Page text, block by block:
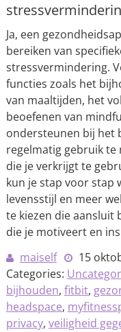
Ja, een
bereiken van
stressvermindering.
functies zoals het
van maaltijden, het
beoefenen van
ondersteunen bij het
regelmatig gebruik te
die je verkrijgt te
kun je stap voor stap
levensstijl en meer
te kiezen die aansluit
die je motiveert en
maiself
15
Categories:
bijhouden, fitbit,
headspace,
privacy, veiligheid